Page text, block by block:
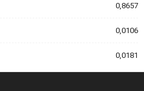
0,8657
0,0106
0,0181